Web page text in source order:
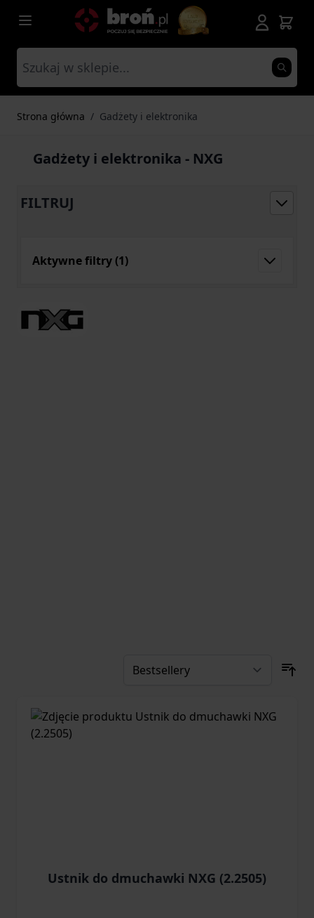
Przejdź do treści
Strona główna / Gadżety i elektronika
Gadżety i elektronika - NXG
FILTRUJ
Aktywne filtry (1)
Ustnik do dmuchawki NXG (2.2505)